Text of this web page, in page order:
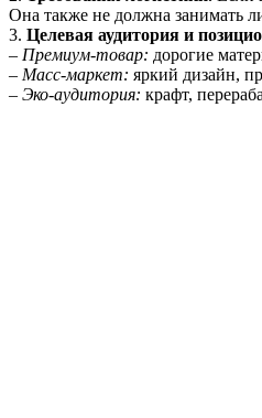
Она также не должна занимать
3. Целевая аудитория и
– Премиум-товар: дорогие
– Масс-маркет: яркий дизайн,
– Эко-аудитория: крафт,